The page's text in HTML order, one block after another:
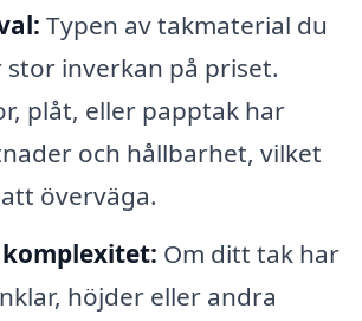
Typen av takmaterial du
stor inverkan på priset.
plåt, eller papptak har
och hållbarhet, vilket
överväga.
Om ditt tak har
höjder eller andra